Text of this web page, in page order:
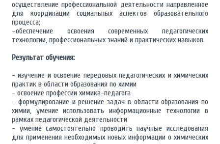
осуществление профессиональной деятельности направленное
для координации социальных аспектов образовательного
процесса;
–обеспечение освоения современных педагогических
технологии, профессиональных знаний и практических навыков.
Результат обучения:
- изучение и освоение передовых педагогических и химических
практик в области образования по химии
- освоение профессии химика-педагога
- формулирование и решение задач в области образования по
химии, умение использовать информационные технологии в
рамках педагогической деятельности
- умение самостоятельно проводить научные исследования
для применения необходимых новых информации о химических